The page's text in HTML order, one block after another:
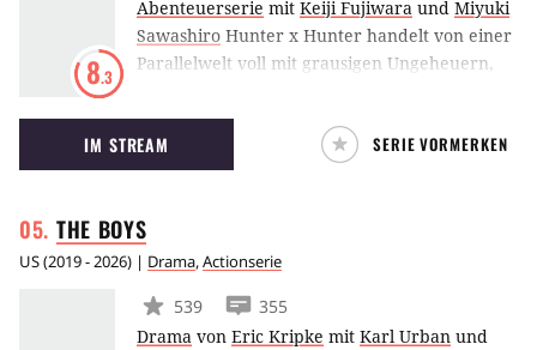
8.3
Abenteuerserie mit Keiji Fujiwara und Miyuki
Sawashiro Hunter x Hunter handelt von einer
Parallelwelt voll mit grausigen Ungeheuern,
Wesenheiten und unentdeckten Gebieten. In
dieser Welt gibt es besonders privilegierte
Menschen, die sich zum Unbekannten
man Hunter. Der größte Lebenstraum des
jungen Gon ist es, eines Tages - wie auch schon
IM STREAM SERIE VORMERKEN
THE BOYS
US(2019 - 2026) | Drama,Actionserie
539
355
Drama von Eric Kripke mit Karl Urban und